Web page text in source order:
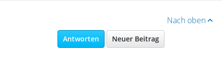
Nach oben
Antworten Neuer Beitrag